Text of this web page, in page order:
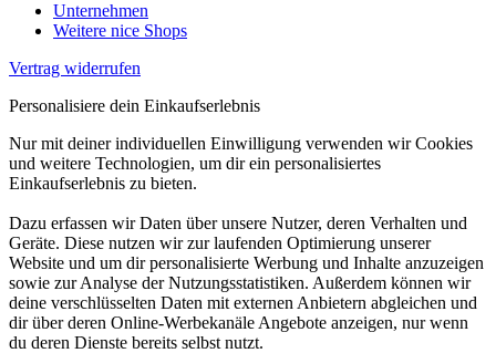
Unternehmen
Weitere nice Shops
Vertrag widerrufen
Personalisiere dein Einkaufserlebnis
Nur mit deiner individuellen Einwilligung verwenden wir Cookies
und weitere Technologien, um dir ein personalisiertes
Einkaufserlebnis zu bieten.
Dazu erfassen wir Daten über unsere Nutzer, deren Verhalten und
Geräte. Diese nutzen wir zur laufenden Optimierung unserer
Website und um dir personalisierte Werbung und Inhalte anzuzeigen
sowie zur Analyse der Nutzungsstatistiken. Außerdem können wir
deine verschlüsselten Daten mit externen Anbietern abgleichen und
dir über deren Online-Werbekanäle Angebote anzeigen, nur wenn
du deren Dienste bereits selbst nutzt.